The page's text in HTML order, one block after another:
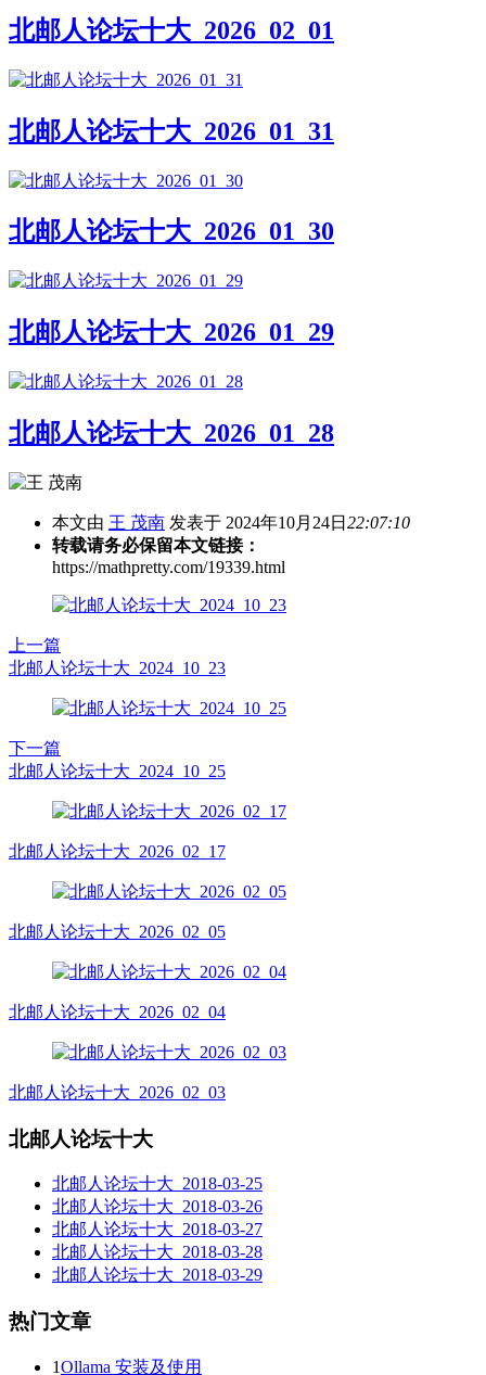
北邮人论坛十大_2026_02_01
北邮人论坛十大_2026_01_31
北邮人论坛十大_2026_01_30
北邮人论坛十大_2026_01_29
北邮人论坛十大_2026_01_28
本文由 王 茂南 发表于 2024年10月24日 22:07:10
转载请务必保留本文链接：
https://mathpretty.com/19339.html
上一篇
北邮人论坛十大_2024_10_23
下一篇
北邮人论坛十大_2024_10_25
北邮人论坛十大_2026_02_17
北邮人论坛十大_2026_02_05
北邮人论坛十大_2026_02_04
北邮人论坛十大_2026_02_03
北邮人论坛十大
北邮人论坛十大_2018-03-25
北邮人论坛十大_2018-03-26
北邮人论坛十大_2018-03-27
北邮人论坛十大_2018-03-28
北邮人论坛十大_2018-03-29
热门文章
1Ollama 安装及使用